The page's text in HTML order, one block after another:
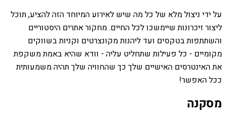
על ידי ניצול מלא של כל מה שיש לאירוע המיוחד הזה להציע, תוכל
ליצור זיכרונות שיימשכו לכל החיים. מחקור אתרים היסטוריים
והשתתפות בטקסים ועד ליהנות מקונצרטים וקניות בשווקים
מקומיים - כל פעילות שתחליט עליה - וודא שהיא באמת משקפת
את האינטרסים האישיים שלך כך שהחוויה שלך תהיה משמעותית
ככל האפשר!
מסקנה